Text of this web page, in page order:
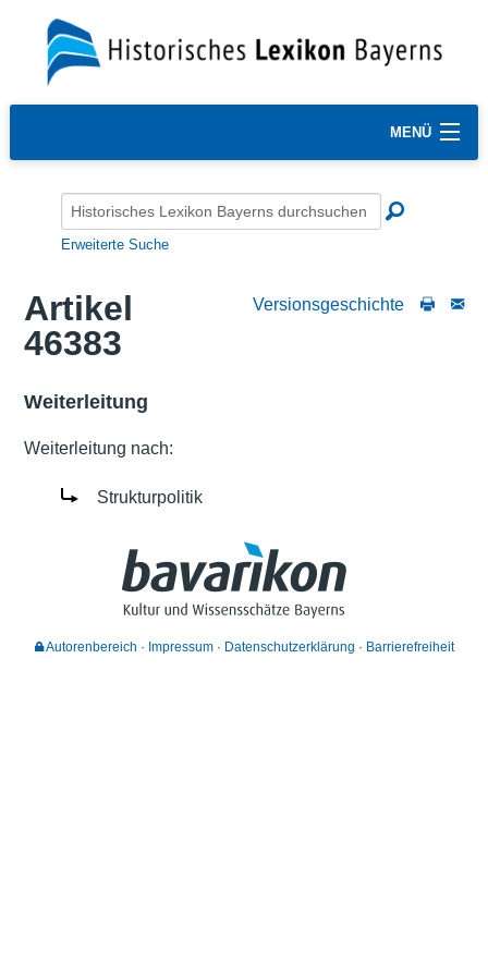
MENÜ
Erweiterte Suche
Versionsgeschichte
Artikel
46383
Weiterleitung
Weiterleitung nach:
Strukturpolitik
Autorenbereich Impressum Datenschutzerklärung Barrierefreiheit